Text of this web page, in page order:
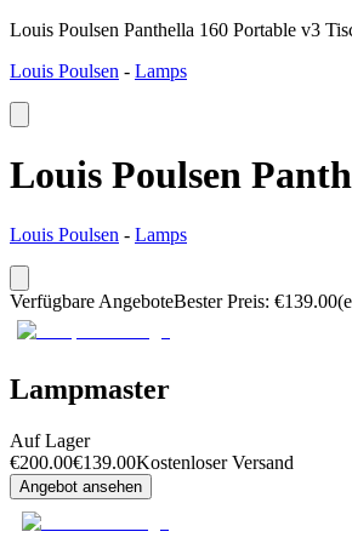
Louis Poulsen Panthella 160 Portable v3
Louis Poulsen - Lamps
Louis Poulsen
Louis Poulsen - Lamps
Verfügbare AngeboteBester Preis: €139.00
Lampmaster
Auf Lager
€200.00€139.00Kostenloser Versand
Angebot ansehen